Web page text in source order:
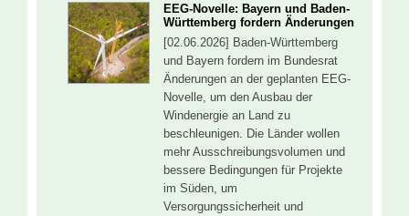
EEG-Novelle: Bayern und Baden-
Württemberg fordern Änderungen
[02.06.2026] Baden-Württemberg
und Bayern fordern im Bundesrat
Änderungen an der geplanten EEG-
Novelle, um den Ausbau der
Windenergie an Land zu
beschleunigen. Die Länder wollen
mehr Ausschreibungsvolumen und
bessere Bedingungen für Projekte
im Süden, um
Versorgungssicherheit und